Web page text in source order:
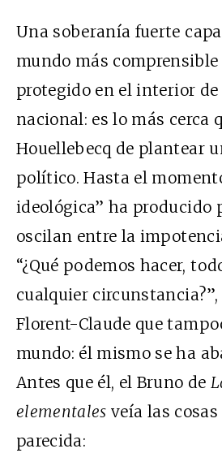
Una soberanía fuerte
mundo más
protegido en el interior
nacional: es lo más cerca
Houellebecq de plantear
político. Hasta el
ideológica” ha producido
oscilan entre la
“¿Qué podemos hacer,
cualquier
Florent-Claude que
mundo: él mismo se ha
Antes que él, el Bruno de
elementales veía las
parecida: